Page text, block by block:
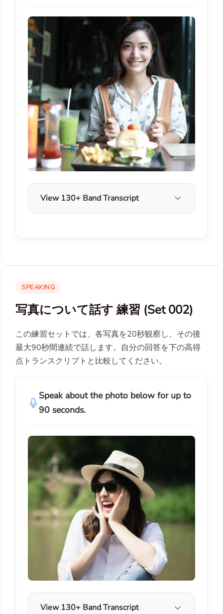
View 130+ Band Transcript
SPEAKING
写真について話す 練習 (Set 002)
この練習セットでは、各写真を20秒観察し、その後
最大90秒間連続で話します。自分の回答を下の高得
点トランスクリプトと比較してください。
Speak about the photo below for up to
90 seconds.
View 130+ Band Transcript